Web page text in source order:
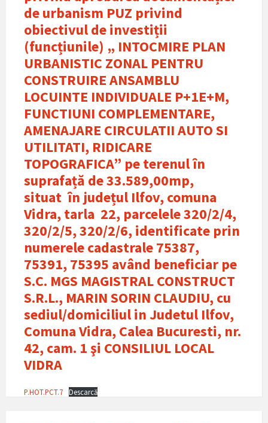
de urbanism PUZ privind
obiectivul de investiții
(funcțiunile) „ INTOCMIRE PLAN
URBANISTIC ZONAL PENTRU
CONSTRUIRE ANSAMBLU
LOCUINTE INDIVIDUALE P+1E+M,
FUNCTIUNI COMPLEMENTARE,
AMENAJARE CIRCULATII AUTO SI
UTILITATI, RIDICARE
TOPOGRAFICA” pe terenul în
suprafață de 33.589,00mp,
situat în județul Ilfov, comuna
Vidra, tarla 22, parcelele 320/2/4,
320/2/5, 320/2/6, identificate prin
numerele cadastrale 75387,
75391, 75395 având beneficiar pe
S.C. MGS MAGISTRAL CONSTRUCT
S.R.L., MARIN SORIN CLAUDIU, cu
sediul/domiciliul in Judetul Ilfov,
Comuna Vidra, Calea Bucuresti, nr.
42, cam. 1 şi CONSILIUL LOCAL
VIDRA
P.HOT.PCT.7 Descarcă